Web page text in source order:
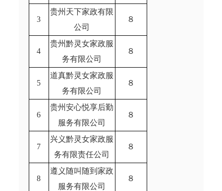
3
贵州天下家政有限
公司
８
4
贵州黔灵女家政服
务有限公司
８
5
道真黔灵女家政服
务有限公司
８
6
贵州安心悦享后勤
服务有限公司
８
7
兴义黔灵女家政服
务有限责任公司
８
8
遵义随叫随到家政
服务有限公司
８